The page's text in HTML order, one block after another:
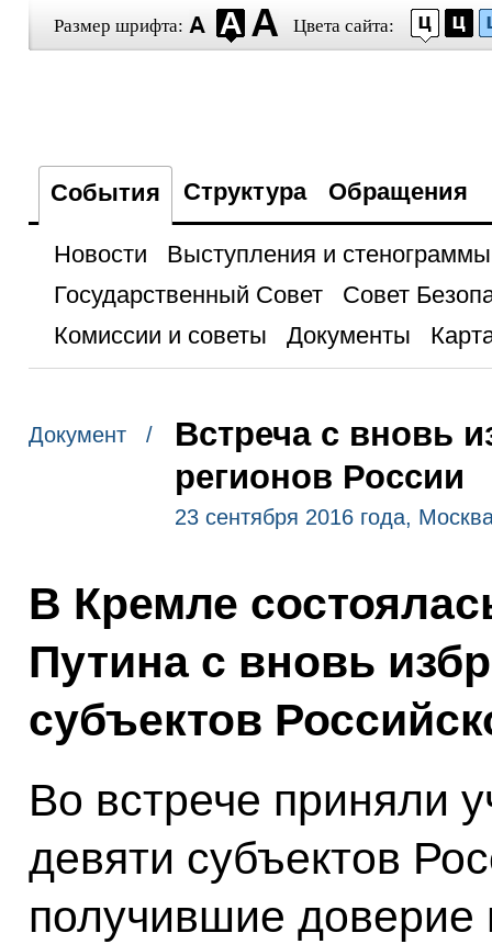
Размер шрифта: Цвета сайта:
События Структура Обращения
Новости
Выступления и стенограммы
Государственный Совет
Совет
Комиссии и советы
Документы
Документ /
Встреча с вновь
регионов России
23 сентября 2016 года,
В Кремле
Путина с вновь
субъектов
Во встрече приняли
девяти субъектов
получившие доверие